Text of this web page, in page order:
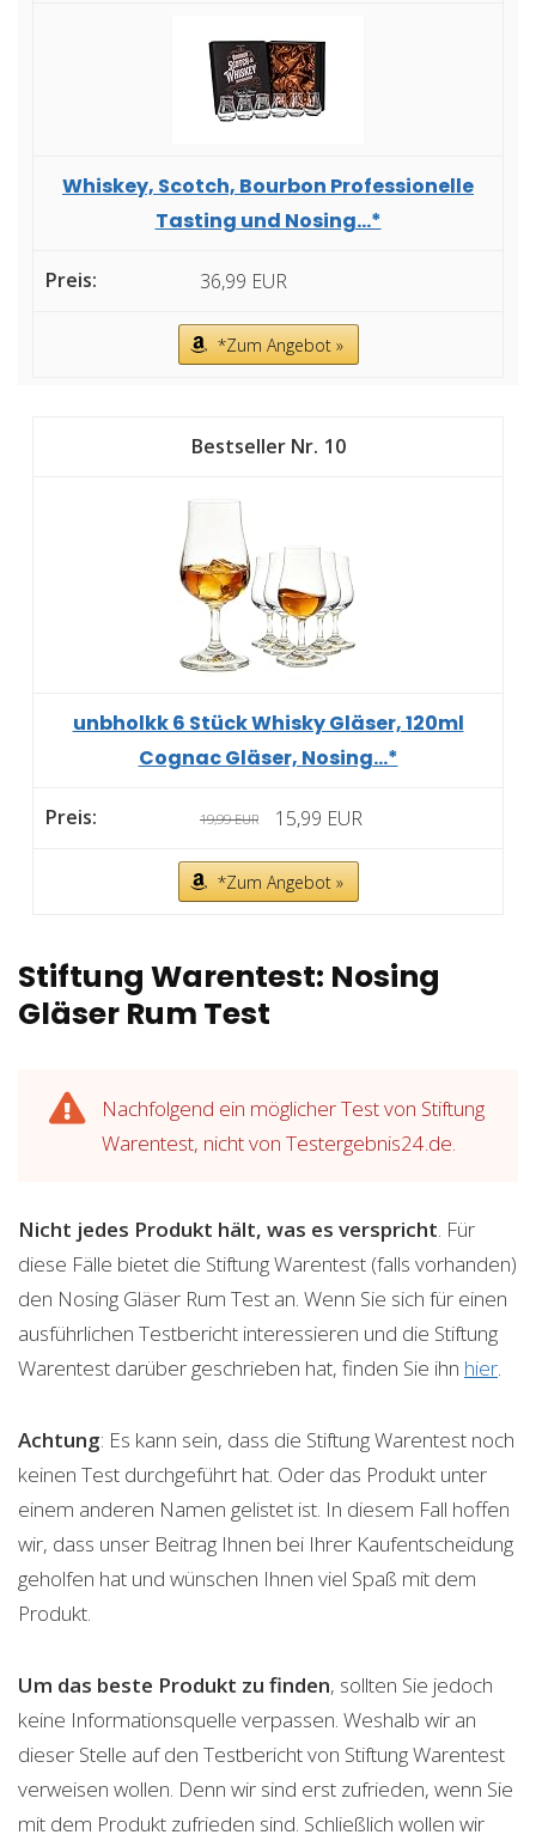
Whiskey, Scotch, Bourbon Professionelle
Tasting und Nosing...*
36,99 EUR
*Zum Angebot »
10
unbholkk 6 Stück Whisky Gläser, 120ml
Cognac Gläser, Nosing...*
19,99 EUR 15,99 EUR
*Zum Angebot »
Stiftung Warentest: Nosing
Gläser Rum Test
Nachfolgend ein möglicher Test von Stiftung
Warentest, nicht von Testergebnis24.de.
Nicht jedes Produkt hält, was es verspricht. Für
diese Fälle bietet die Stiftung Warentest (falls vorhanden)
den Nosing Gläser Rum Test an. Wenn Sie sich für einen
ausführlichen Testbericht interessieren und die Stiftung
Warentest darüber geschrieben hat, finden Sie ihn hier.
Achtung: Es kann sein, dass die Stiftung Warentest noch
keinen Test durchgeführt hat. Oder das Produkt unter
einem anderen Namen gelistet ist. In diesem Fall hoffen
wir, dass unser Beitrag Ihnen bei Ihrer Kaufentscheidung
geholfen hat und wünschen Ihnen viel Spaß mit dem
Produkt.
Um das beste Produkt zu finden, sollten Sie jedoch
keine Informationsquelle verpassen. Weshalb wir an
dieser Stelle auf den Testbericht von Stiftung Warentest
verweisen wollen. Denn wir sind erst zufrieden, wenn Sie
mit dem Produkt zufrieden sind. Schließlich wollen wir